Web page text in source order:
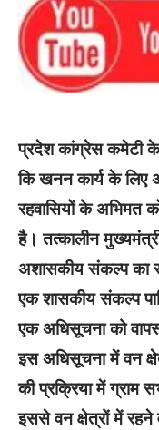
प्रदेश कांग्रेस कमेटी के
कि खनन कार्य के लिए
रहवासियों के अभिमत
है। तत्कालीन
अशासकीय संकल्प का
एक शासकीय संकल्प
एक अधिसूचना को
इस अधिसूचना में वन
की प्रक्रिया में ग्राम
इससे वन क्षेत्रों में रहने